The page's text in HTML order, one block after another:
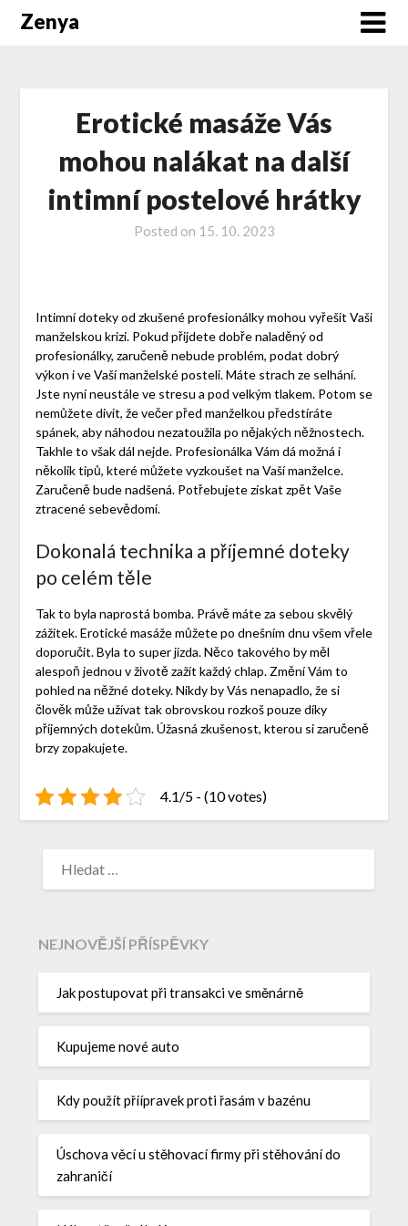
Zenya
Erotické masáže Vás
mohou nalákat na další
intimní postelové hrátky
Posted on 15. 10. 2023
Intimní doteky od zkušené profesionálky mohou vyřešit Vaši
manželskou krizi. Pokud přijdete dobře naladěný od
profesionálky, zaručeně nebude problém, podat dobrý
výkon i ve Vaší manželské posteli. Máte strach ze selhání.
Jste nyní neustále ve stresu a pod velkým tlakem. Potom se
nemůžete divit, že večer před manželkou předstíráte
spánek, aby náhodou nezatoužila po nějakých něžnostech.
Takhle to však dál nejde. Profesionálka Vám dá možná i
několik tipů, které můžete vyzkoušet na Vaší manželce.
Zaručeně bude nadšená. Potřebujete získat zpět Vaše
ztracené sebevědomí.
Dokonalá technika a příjemné doteky
po celém těle
Tak to byla naprostá bomba. Právě máte za sebou skvělý
zážitek.Erotické masážemůžete po dnešním dnu všem vřele
doporučit. Byla to super jízda. Něco takového by měl
alespoň jednou v životě zažít každý chlap. Změní Vám to
pohled na něžné doteky. Nikdy by Vás nenapadlo, že si
člověk může užívat tak obrovskou rozkoš pouze díky
příjemných dotekům. Úžasná zkušenost, kterou si zaručeně
brzy zopakujete.
4.1/5 - (10 votes)
NEJNOVĚJŠÍ PŘÍSPĚVKY
Jak postupovat při transakci ve směnárně
Kupujeme nové auto
Kdy použít příípravek proti řasám v bazénu
Úschova věcí u stěhovací firmy při stěhování do
zahraničí